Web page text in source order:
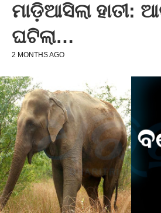
ମାଡ଼ିଆସିଲା ହାତୀ:
ଘଟିଲା…
2 MONTHS AGO